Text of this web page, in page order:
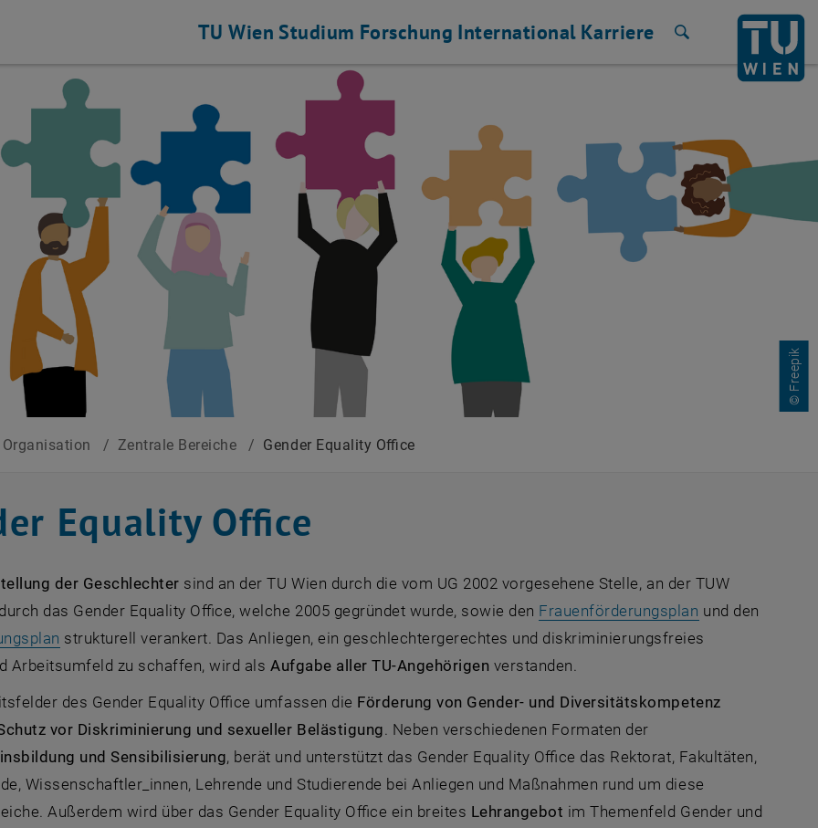
TU Wien Studium Forschung International Karriere
© Freepik
Organisation / Zentrale Bereiche / Gender Equality Office
Equality Office
der Geschlechter sind an der TU Wien durch die vom UG 2002 vorgesehene Stelle, an der TUW
das Gender Equality Office, welche 2005 gegründet wurde, sowie den Frauenförderungsplan , öffnet in
und den
, öffnet in einem neuen Fenster
strukturell verankert. Das Anliegen, ein geschlechtergerechtes und diskriminierungsfreies
Arbeitsumfeld zu schaffen, wird als Aufgabe aller TU-Angehörigen verstanden.
des Gender Equality Office umfassen die Förderung von Gender- und Diversitätskompetenz
vor Diskriminierung und sexueller Belästigung . Neben verschiedenen Formaten der
und Sensibilisierung, berät und unterstützt das Gender Equality Office das Rektorat, Fakultäten,
Wissenschaftler_innen, Lehrende und Studierende bei Anliegen und Maßnahmen rund um diese
Außerdem wird über das Gender Equality Office ein breites Lehrangebot im Themenfeld Gender und